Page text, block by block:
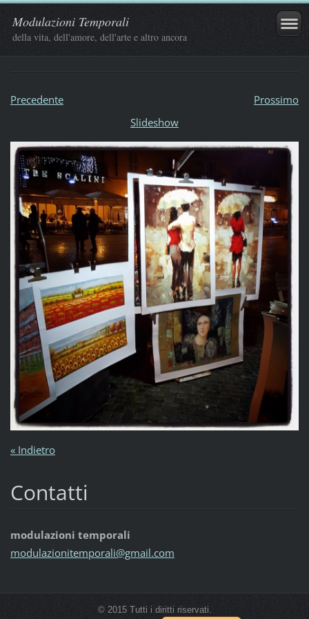
Modulazioni Temporali
della vita, dell'amore, dell'arte e altro ancora
Precedente
Prossimo
Slideshow
« Indietro
Contatti
modulazioni temporali
modulazionitemporali@gmail.com
© 2015 Tutti i diritti riservati.